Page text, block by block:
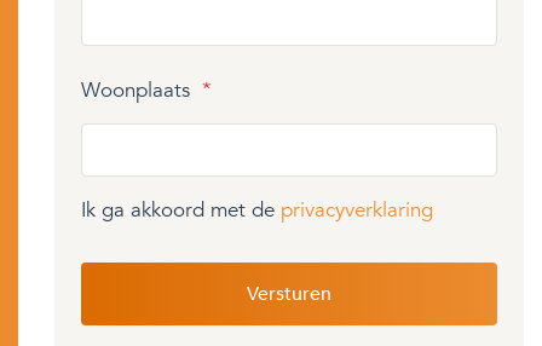
Woonplaats *
Ik ga akkoord met de privacyverklaring